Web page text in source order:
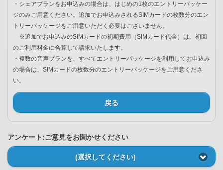
・シェアプランをお申込みの場合は、はじめの1枚のエントリーパッケー
ジのみご用意ください。追加でお申込みされるSIMカードの枚数分のエン
トリーパッケージをご用意いただく必要はございません。
※追加でお申込みのSIMカードの初期費用（SIMカード代金）は、初回
のご利用料金に合算して請求いたします。
・複数の音声プランを、すべてエントリーパッケージを利用してお申込み
の場合は、SIMカードの枚数分のエントリーパッケージをご用意くださ
い。
戻る
アンケート:ご意見をお聞かせください
(選択してください)